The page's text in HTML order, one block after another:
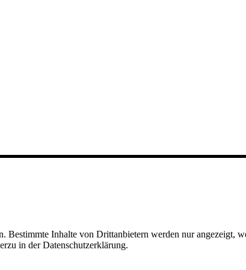
Bestimmte Inhalte von Drittanbietern werden nur angezeigt,
in der Datenschutzerklärung.